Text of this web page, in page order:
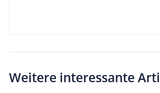
Weitere interessante